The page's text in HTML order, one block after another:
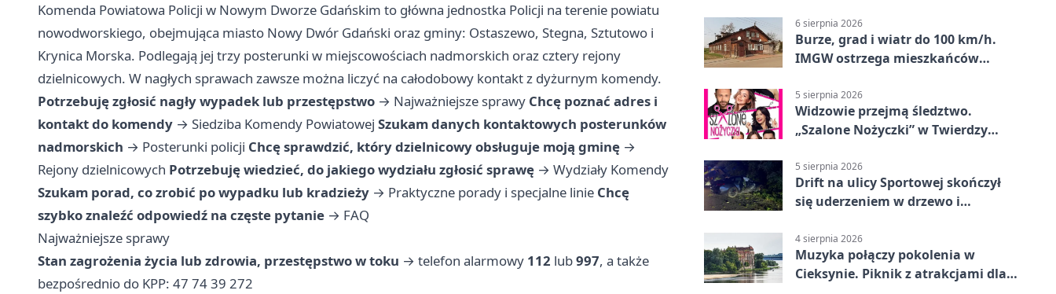
Komenda Powiatowa Policji w Nowym Dworze Gdańskim to główna jednostka Policji na terenie powiatu
nowodworskiego, obejmująca miasto Nowy Dwór Gdański oraz gminy: Ostaszewo, Stegna, Sztutowo i
Krynica Morska. Podlegają jej trzy posterunki w miejscowościach nadmorskich oraz cztery rejony
dzielnicowych. W nagłych sprawach zawsze można liczyć na całodobowy kontakt z dyżurnym komendy.
Potrzebuję zgłosić nagły wypadek lub przestępstwo → Najważniejsze sprawy Chcę poznać adres i
kontakt do komendy → Siedziba Komendy Powiatowej Szukam danych kontaktowych posterunków
nadmorskich → Posterunki policji Chcę sprawdzić, który dzielnicowy obsługuje moją gminę →
Rejony dzielnicowych Potrzebuję wiedzieć, do jakiego wydziału zgłosić sprawę → Wydziały Komendy
Szukam porad, co zrobić po wypadku lub kradzieży → Praktyczne porady i specjalne linie Chcę
szybko znaleźć odpowiedź na częste pytanie → FAQ
Najważniejsze sprawy
Stan zagrożenia życia lub zdrowia, przestępstwo w toku → telefon alarmowy 112 lub997, a także
bezpośrednio do KPP: 47 74 39 272
6 sierpnia 2026
Burze, grad i wiatr do 100 km/h.
IMGW ostrzega mieszkańców
5 sierpnia 2026
Widzowie przejmą śledztwo.
„Szalone Nożyczki” w Twierdzy
5 sierpnia 2026
Drift na ulicy Sportowej skończył
się uderzeniem w drzewo i
4 sierpnia 2026
Muzyka połączy pokolenia w
Cieksynie. Piknik z atrakcjami dla